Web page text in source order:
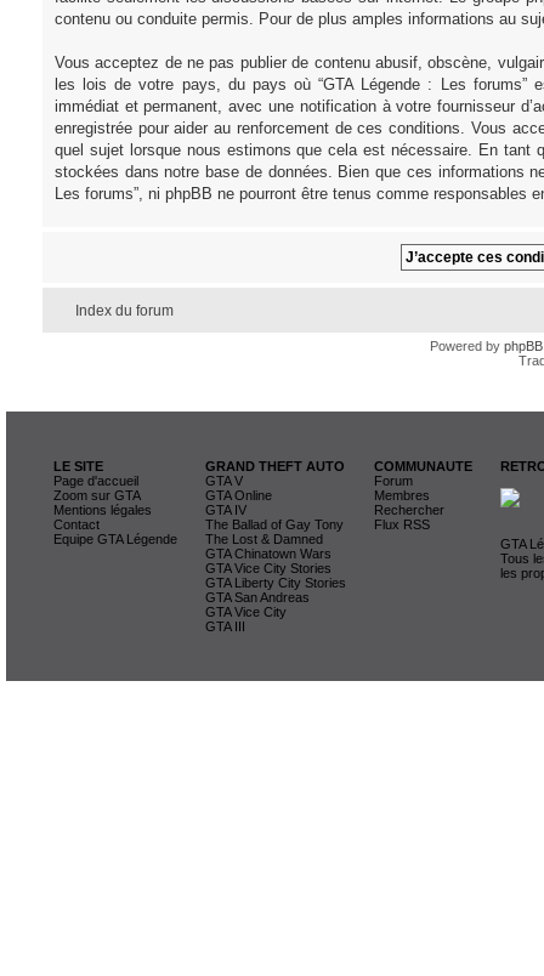
contenu ou conduite permis. Pour de plus amples informations au
Vous acceptez de ne pas publier de contenu abusif, obscène,
les lois de votre pays, du pays où “GTA Légende : Les
immédiat et permanent, avec une notification à votre fournisseur
enregistrée pour aider au renforcement de ces conditions. Vous
quel sujet lorsque nous estimons que cela est nécessaire. En tant
stockées dans notre base de données. Bien que ces informations
Les forums”, ni phpBB ne pourront être tenus comme
Index du forum
Powered by phpBB
LE SITE
Page d'accueil
Zoom sur GTA
Mentions légales
Contact
Equipe GTA Légende
GRAND THEFT AUTO
GTA V
GTA Online
GTA IV
The Ballad of Gay Tony
The Lost & Damned
GTA Chinatown Wars
GTA Vice City Stories
GTA Liberty City Stories
GTA San Andreas
GTA Vice City
GTA III
COMMUNAUTE
Forum
Membres
Rechercher
Flux RSS
GTA
Tous
les